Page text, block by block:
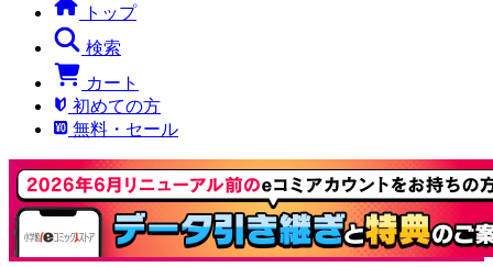
トップ
検索
カート
初めての方
無料・セール